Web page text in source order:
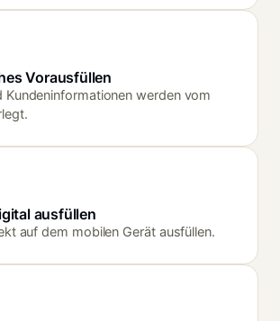
Vorausfüllen
werden vom
ausfüllen
auf dem mobilen Gerät ausfüllen.